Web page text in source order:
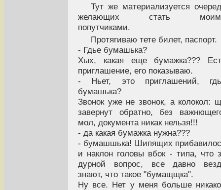
Тут же материализуется
желающих стать
попутчиками.
Протягиваю тете билет, паспорт.
- Гдье бумашька?
Хых, какая еще бумажка???
приглашение, его показываю.
- Ньет, это приглашений,
бумашька?
Звонок уже не звонок, а колокол:
завернут обратно, без
мол, документа никак нельзя!!!
- да какая бумажка нужна???
- бумашшька! Шипящих
и наклон головы вбок - типа, что
дурной вопрос, все давно
знают, что такое "бумащщка".
Ну все. Нет у меня больше